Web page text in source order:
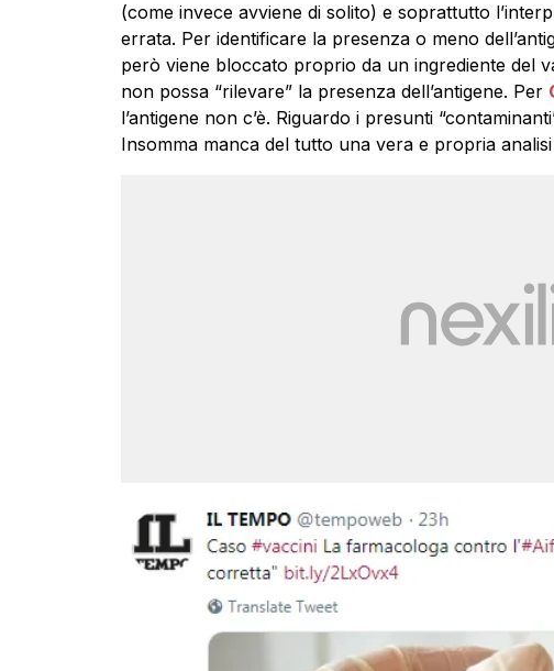
(come invece avviene di solito) e soprattutto
errata. Per identificare la presenza o meno
però viene bloccato proprio da un ingrediente del
non possa “rilevare” la presenza dell’antigene. Per
l’antigene non c’è. Riguardo i presunti
Insomma manca del tutto una vera e propria